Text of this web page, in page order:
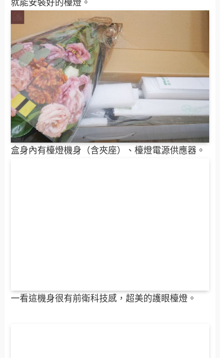
就能安裝好的檯燈。
盒身內有檯燈機身（含夾座）、檯燈電源供應器。
一看這機身很有前衛科技感，超美的護眼檯燈。